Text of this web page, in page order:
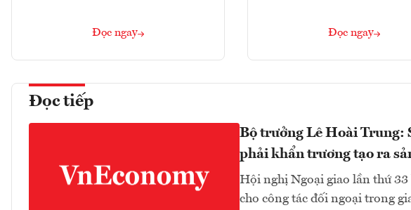
Đọc ngay Đọc ngay
Đọc tiếp
Bộ trưởng Lê Hoài Trung:
phải khẩn trương tạo ra
Hội nghị Ngoại giao lần thứ
cho công tác đối ngoại trong